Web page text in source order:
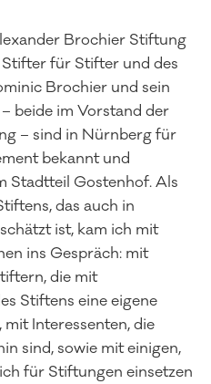
Brochier Stiftung
für Stifter und des
Brochier und sein
beide im Vorstand der
– sind in Nürnberg für
bekannt und
Stadtteil Gostenhof. Als
das auch in
ist, kam ich mit
ins Gespräch: mit
die mit
Stiftens eine eigene
Interessenten, die
sind, sowie mit einigen,
für Stiftungen einsetzen